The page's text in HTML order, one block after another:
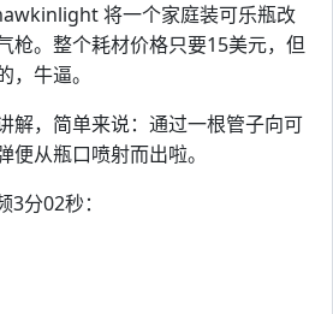
将一个家庭装可乐瓶改
枪。整个耗材价格只要15美元，但
牛逼。
解，简单来说：通过一根管子向可
便从瓶口喷射而出啦。
3分02秒：